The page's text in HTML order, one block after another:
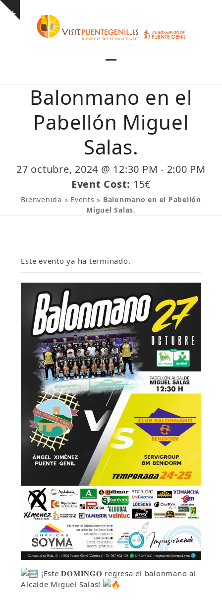
Skip
Show
menu
menu
Balonmano en el
Pabellón Miguel
Salas.
27 octubre, 2024 @ 12:30 PM - 2:00 PM
Event Cost: 15€
Bienvenida » Events » Balonmano en el Pabellón
Miguel Salas.
Este evento ya ha terminado.
¡Este 𝐃𝐎𝐌𝐈𝐍𝐆𝐎 regresa el balonmano al
Alcalde Miguel Salas!